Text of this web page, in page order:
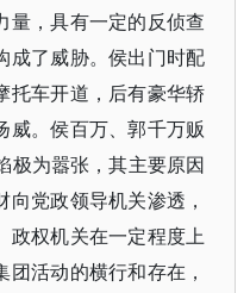
量，具有一定的反侦查
成了威胁。侯出门时配
托车开道，后有豪华轿
威。侯百万、郭千万贩
极为嚣张，其主要原因
党政领导机关渗透，
政权机关在一定程度上
活动的横行和存在，